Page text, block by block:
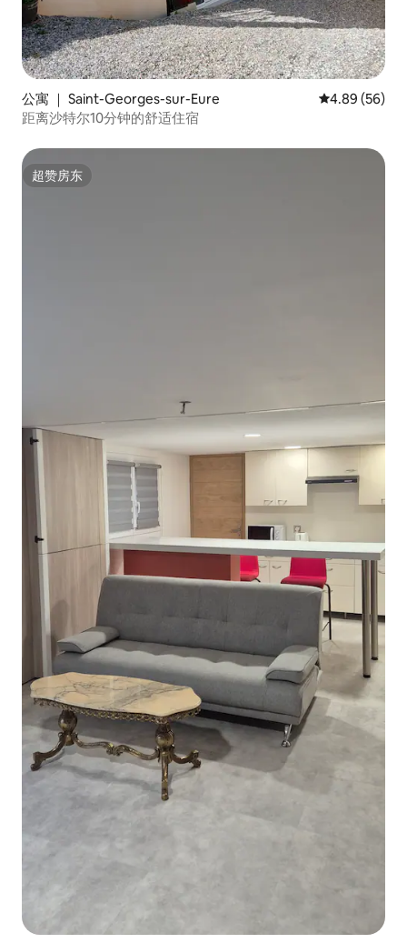
公寓 ｜ Saint-Georges-sur-Eure 平均评分 4.89
4.89 (56)
距离沙特尔10分钟的舒适住宿
超赞房东
超赞房东